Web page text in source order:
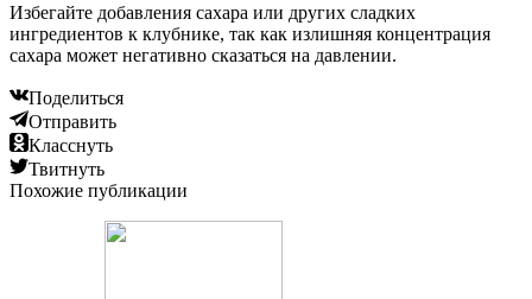
Избегайте добавления сахара или других сладких
ингредиентов к клубнике, так как излишняя концентрация
сахара может негативно сказаться на давлении.
Поделиться
Отправить
Класснуть
Твитнуть
Похожие публикации